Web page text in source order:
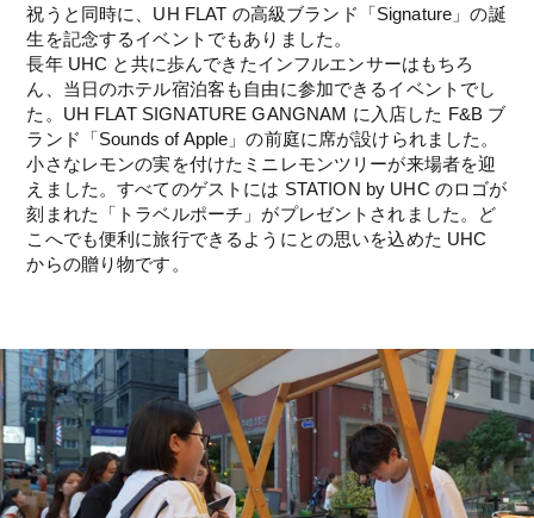
祝うと同時に、UH FLAT の高級ブランド「Signature」の誕
生を記念するイベントでもありました。
長年 UHC と共に歩んできたインフルエンサーはもちろ
ん、当日のホテル宿泊客も自由に参加できるイベントでし
た。UH FLAT SIGNATURE GANGNAM に入店した F&B ブ
ランド「Sounds of Apple」の前庭に席が設けられました。
小さなレモンの実を付けたミニレモンツリーが来場者を迎
えました。すべてのゲストには STATION by UHC のロゴが
刻まれた「トラベルポーチ」がプレゼントされました。ど
こへでも便利に旅行できるようにとの思いを込めた UHC
からの贈り物です。